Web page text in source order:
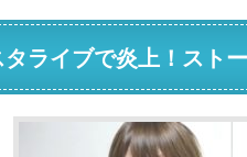
ライブで炎上！スト